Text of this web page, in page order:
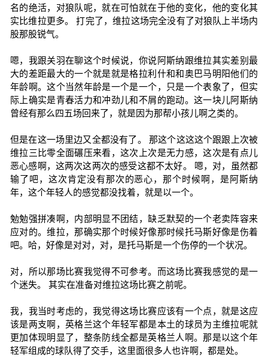
名的绝活，对狼队呢，就在可怕就在于他的变化，他的变化其
实比维拉更多。 打完了，维拉这场完全没有了对狼队上半场内
股那股锐气。
嗯，我跟关羽在聊这个时候说，你说阿斯纳跟维拉其实差别最
大的差距最大的一个就是就是格拉利什和和奥巴马明阳他们的
年龄啊。这个当然年龄是一个是一个，只是一个表象了，但实
际上确实是青春活力和冲劲儿和不屑的跑动。这一块儿阿斯纳
曾经有那么四五场回来了，就是因为那帮小孩儿啊之类的。
但是在这一场里边又全都没有了。 那这个这这这个跟跟上次被
维拉三比零全面碾压来看，这次上次是无力感，这次是有点儿
恶心感啊，这两次这两次的感受这都不太好。 嗯，对，虽然都
输了吧，这次肯定没有那次的恶心，那个时候啊，是阿斯纳
年，这个年轻人的感觉都没找着，就是以一个。
勉勉强拼凑啊，内部明显不团结，缺乏默契的一个老卖阵容来
应对的。维拉，那确实那个时候好像那时候托马斯好像是伤着
吧。哈，好像是对对，对，是托马斯是一个伤停的一个状况。
对，所以那场比赛我觉得不可参考。而这场比赛我感觉的是一
个迷失。 其实在准备对维拉这场比赛之前呢。
我，我当时考虑的，我觉得这场比赛应该有一个点，就是这应
该是两支啊，英格兰这个年轻军都是本土的球员为主维拉呢就
更加体现明显了，整条防线全都是英格兰人啊。那是以这个年
轻军组成的球队得了交手，这里面很多人也许啊，都是处。